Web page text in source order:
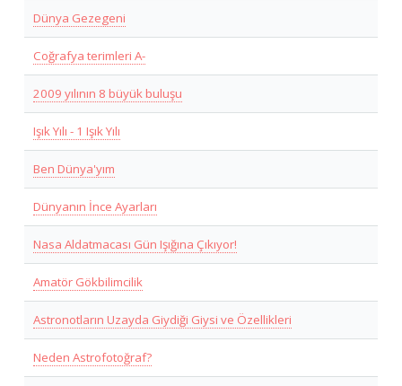
Dünya Gezegeni
Coğrafya terimleri A-
2009 yılının 8 büyük buluşu
Işık Yılı - 1 Işık Yılı
Ben Dünya'yım
Dünyanın İnce Ayarları
Nasa Aldatmacası Gün Işığına Çıkıyor!
Amatör Gökbilimcilik
Astronotların Uzayda Giydiği Giysi ve Özellikleri
Neden Astrofotoğraf?